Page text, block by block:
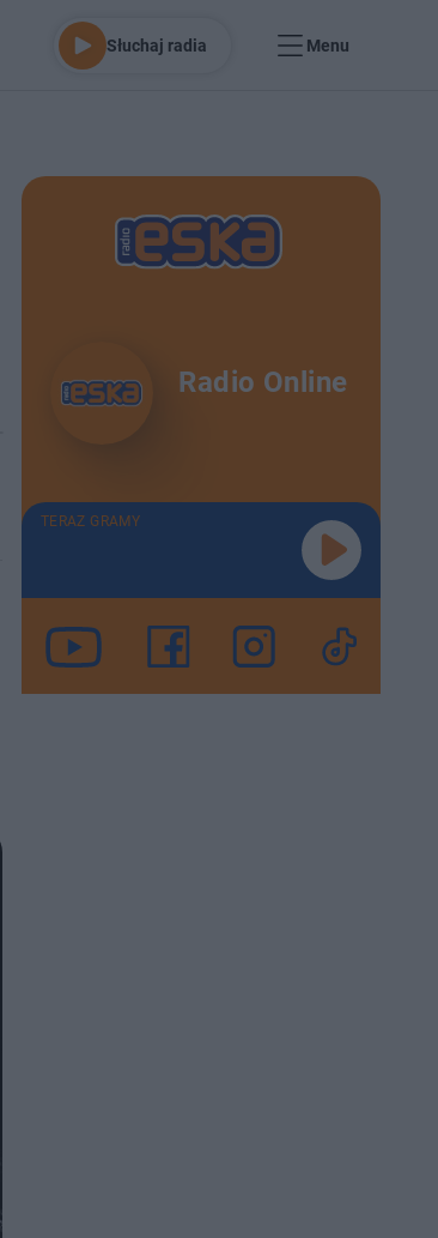
Słuchaj radia Menu
Radio Online
TERAZ GRAMY